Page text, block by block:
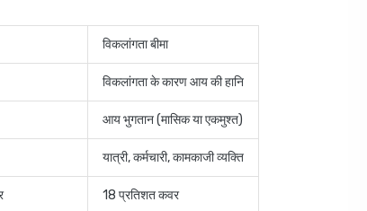
विकलांगता बीमा
विकलांगता के कारण आय की हानि
आय भुगतान (मासिक या एकमुश्त)
यात्री, कर्मचारी, कामकाजी व्यक्ति
18 प्रतिशत कवर